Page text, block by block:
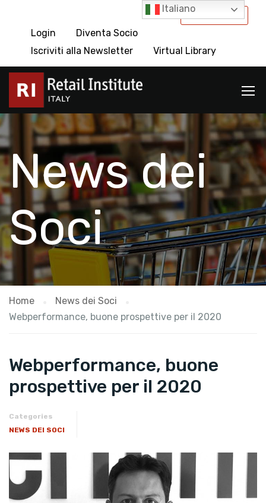
International
Login
Diventa Socio
Iscriviti alla Newsletter
Virtual Library
News dei
Soci
Home
News dei Soci
Webperformance, buone prospettive per il 2020
Webperformance, buone
prospettive per il 2020
Categories
NEWS DEI SOCI
Italiano